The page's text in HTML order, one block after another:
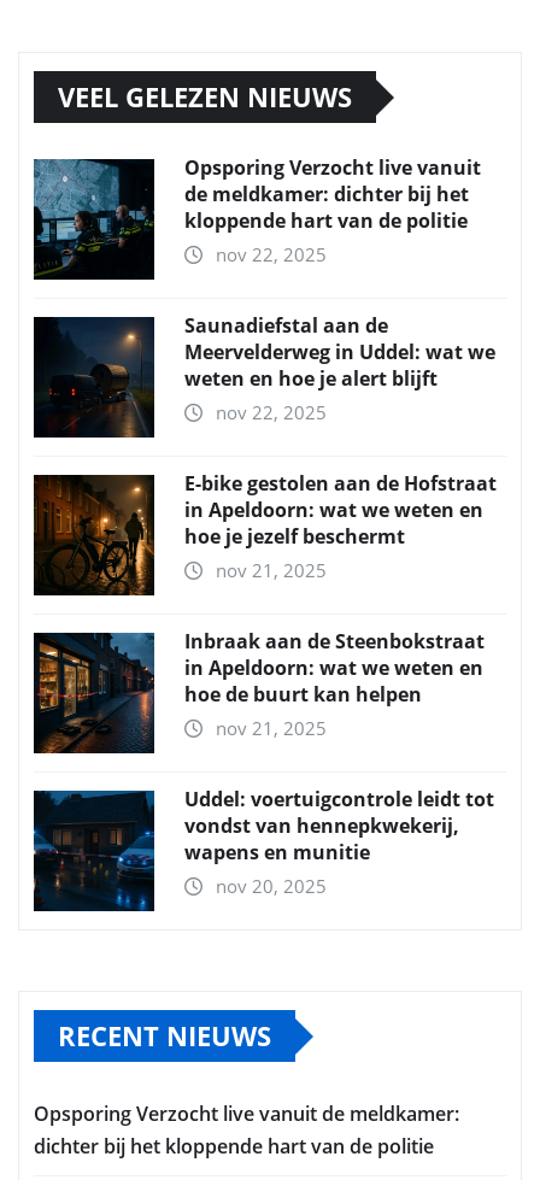
VEEL GELEZEN NIEUWS
Opsporing Verzocht live vanuit
de meldkamer: dichter bij het
kloppende hart van de politie
nov 22, 2025
Saunadiefstal aan de
Meervelderweg in Uddel: wat we
weten en hoe je alert blijft
nov 22, 2025
E-bike gestolen aan de Hofstraat
in Apeldoorn: wat we weten en
hoe je jezelf beschermt
nov 21, 2025
Inbraak aan de Steenbokstraat
in Apeldoorn: wat we weten en
hoe de buurt kan helpen
nov 21, 2025
Uddel: voertuigcontrole leidt tot
vondst van hennepkwekerij,
wapens en munitie
nov 20, 2025
RECENT NIEUWS
Opsporing Verzocht live vanuit de meldkamer:
dichter bij het kloppende hart van de politie